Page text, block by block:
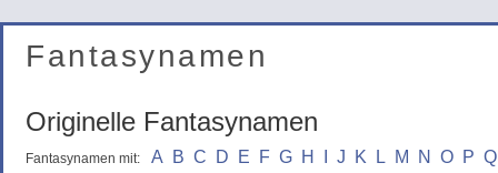
Fantasynamen
Originelle Fantasynamen
Fantasynamen mit: A B C D E F G H J K L M N O P Q